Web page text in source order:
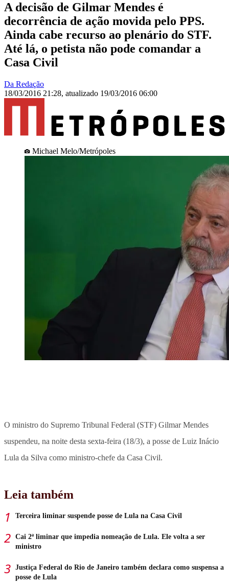
A decisão de Gilmar Mendes é
decorrência de ação movida pelo PPS.
Ainda cabe recurso ao plenário do STF.
Até lá, o petista não pode comandar a
Casa Civil
Da Redação
18/03/2016 21:28, atualizado 19/03/2016 06:00
Michael Melo/Metrópoles
O ministro do Supremo Tribunal Federal (STF) Gilmar Mendes
suspendeu, na noite desta sexta-feira (18/3), a posse de Luiz Inácio
Lula da Silva como ministro-chefe da Casa Civil.
Leia também
Terceira liminar suspende posse de Lula na Casa Civil
Cai 2ª liminar que impedia nomeação de Lula. Ele volta a ser
ministro
Justiça Federal do Rio de Janeiro também declara como suspensa a
posse de Lula